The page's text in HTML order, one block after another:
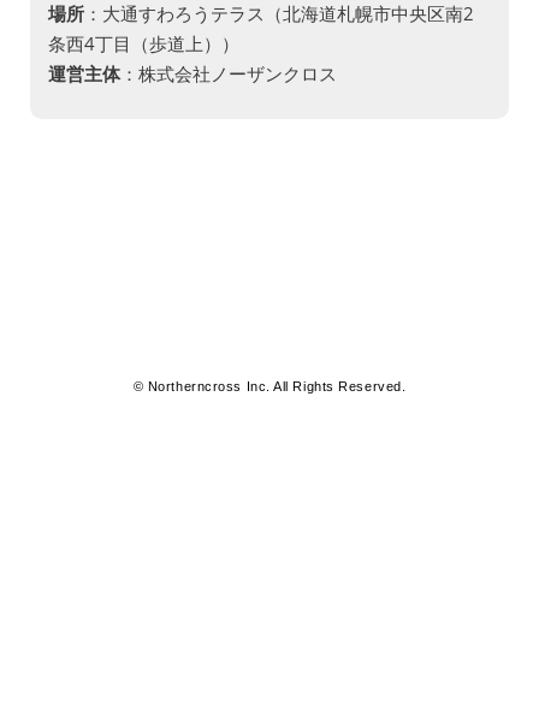
場所 ：大通すわろうテラス（北海道札幌市中央区南2
条西4丁目（歩道上））
運営主体：株式会社ノーザンクロス
© Northerncross Inc. All Rights Reserved.